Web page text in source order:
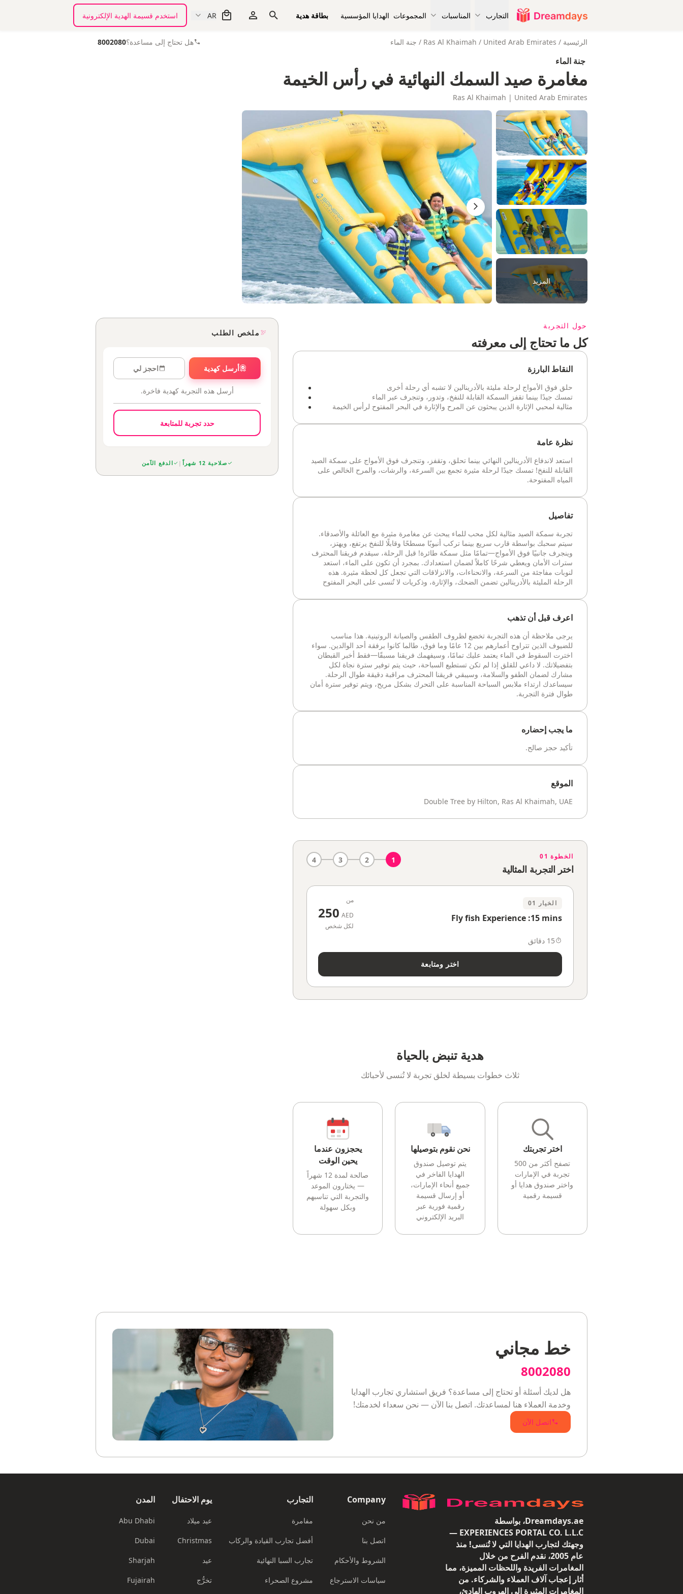
التجارب المناسبات المجموعات الهدايا المؤسسية بطاقة هدية AR استخدم قسيمة الهدية الإلكترونية
الرئيسية /
United Arab Emirates
/
Ras Al Khaimah
/ جنة الماء هل تحتاج إلى مساعدة؟8002080
جنة الماء
مغامرة صيد السمك النهائية في رأس الخيمة
Ras Al Khaimah | United Arab Emirates
المزيد
حول التجربة
كل ما تحتاج إلى معرفته
النقاط البارزة
حلق فوق الأمواج لرحلة مليئة بالأدرينالين لا تشبه أي رحلة أخرى
تمسك جيدًا بينما تقفز السمكة القابلة للنفخ، وتدور، وتنجرف عبر الماء
مثالية لمحبي الإثارة الذين يبحثون عن المرح والإثارة في البحر المفتوح لرأس الخيمة
نظرة عامة
استعد لاندفاع الأدرينالين النهائي بينما تحلق، وتقفز، وتنجرف فوق الأمواج على سمكة الصيد
القابلة للنفخ! تمسك جيدًا لرحلة مثيرة تجمع بين السرعة، والرشات، والمرح الخالص على
المياه المفتوحة.
تفاصيل
تجربة سمكة الصيد مثالية لكل محب للماء يبحث عن مغامرة مثيرة مع العائلة والأصدقاء.
سيتم سحبك بواسطة قارب سريع بينما تركب أنبوبًا مسطحًا وقابلًا للنفخ يرتفع، ويهتز،
وينجرف جانبيًا فوق الأمواج—تمامًا مثل سمكة طائرة! قبل الرحلة، سيقدم فريقنا المحترف
سترات الأمان ويعطي شرحًا كاملاً لضمان استعدادك. بمجرد أن تكون على الماء، استعد
لنوبات مفاجئة من السرعة، والانحناءات، والانزلاقات التي تجعل كل لحظة مثيرة. هذه
الرحلة المليئة بالأدرينالين تضمن الضحك، والإثارة، وذكريات لا تُنسى على البحر المفتوح
اعرف قبل أن تذهب
يرجى ملاحظة أن هذه التجربة تخضع لظروف الطقس والصيانة الروتينية. هذا مناسب
للضيوف الذين تتراوح أعمارهم بين 12 عامًا وما فوق، طالما كانوا برفقة أحد الوالدين. سواء
اخترت السقوط في الماء يعتمد عليك تمامًا، وسيفهمك فريقنا مسبقًا—فقط أخبر القبطان
بتفضيلاتك. لا داعي للقلق إذا لم تكن تستطيع السباحة، حيث يتم توفير سترة نجاة لكل
مشارك لضمان الطفو والسلامة، وسيبقي فريقنا المحترف مراقبة دقيقة طوال الرحلة.
سيساعدك ارتداء ملابس السباحة المناسبة على التحرك بشكل مريح، ويتم توفير سترة أمان
طوال فترة التجربة.
ما يجب إحضاره
تأكيد حجز صالح.
الموقع
Double Tree by Hilton, Ras Al Khaimah, UAE
هدية تنبض بالحياة
ثلاث خطوات بسيطة لخلق تجربة لا تُنسى لأحبائك
اختر تجربتك
تصفح أكثر من 500
تجربة في الإمارات
واختر صندوق هدايا أو
قسيمة رقمية
نحن نقوم بتوصيلها
يتم توصيل صندوق
الهدايا الفاخر في
جميع أنحاء الإمارات،
أو إرسال قسيمة
رقمية فورية عبر
البريد الإلكتروني
يحجزون عندما
يحين الوقت
صالحة لمدة 12 شهراً
— يختارون الموعد
والتجربة التي تناسبهم
وبكل سهولة
ملخص الطلب
أرسل كهدية احجز لي
أرسل هذه التجربة كهدية فاخرة.
حدد تجربة للمتابعة
صلاحية 12 شهراً | الدفع الآمن
الخطوة 01
اختر التجربة المثالية
1
2
3
4
الخيار 01
Fly fish Experience :15 mins
من
250 AED
لكل شخص
15 دقائق
اختر ومتابعة
خط مجاني
8002080
هل لديك أسئلة أو تحتاج إلى مساعدة؟ فريق استشاري تجارب الهدايا
وخدمة العملاء هنا لمساعدتك. اتصل بنا الآن — نحن سعداء لخدمتك!
اتصل الآن
Dreamdays.ae، بواسطة
EXPERIENCES PORTAL CO. L.L.C —
وجهتك لتجارب الهدايا التي لا تُنسى! منذ
عام 2005، نقدم الفرح من خلال
المغامرات الفريدة واللحظات المميزة، مما
أثار إعجاب آلاف العملاء والشركاء. من
المغامرات المثيرة إلى الهروب الهادئ،
Company
من نحن
اتصل بنا
الشروط والأحكام
سياسات الاسترجاع
التجارب
مفامرة
أفضل تجارب القيادة والركاب
تجارب السبا النهائية
مشروع الصحراء
يوم الاحتفال
عيد ميلاد
Christmas
عيد
تخرُّج
المدن
Abu Dhabi
Dubai
Sharjah
Fujairah